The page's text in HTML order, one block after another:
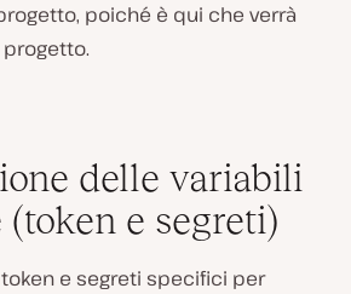
poiché è qui che verrà
delle variabili
(token e segreti)
e segreti specifici per